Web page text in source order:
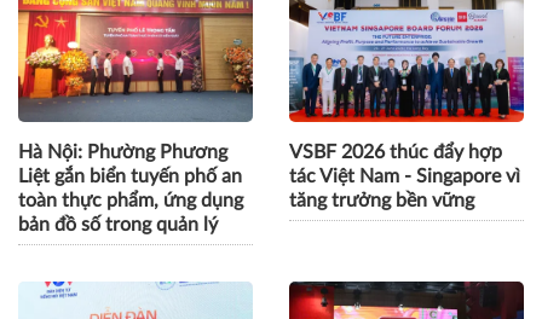
Hà Nội: Phường Phương
Liệt gắn biển tuyến phố an
toàn thực phẩm, ứng dụng
bản đồ số trong quản lý
VSBF 2026 thúc đẩy hợp
tác Việt Nam - Singapore vì
tăng trưởng bền vững